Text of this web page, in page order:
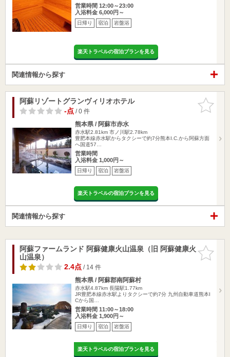
営業時間 12:00～23:00
入浴料金 6,000円～
日帰り 宿泊 岩盤浴
楽天トラベルの宿泊プランを見る
関連情報から探す
お気に入
りに追加
阿蘇リゾートグランヴィリオホテル
-点/ 0 件
熊本県 / 阿蘇市赤水
赤水駅2.81km 市ノ川駅2.78km
豊肥本線赤水駅からタクシーで約7分熊本I.C.から阿蘇方面
へ国道57…
営業時間
入浴料金 1,000円～
日帰り 宿泊 岩盤浴
楽天トラベルの宿泊プランを見る
関連情報から探す
お気に入
りに追加
阿蘇ファームランド 阿蘇健康火山温泉（旧 阿蘇健康火
山温泉）
2.4点/ 14 件
熊本県 / 阿蘇郡南阿蘇村
赤水駅4.87km 長陽駅1.77km
JR豊肥本線赤水駅よりタクシーで約7分 九州自動車道熊本I
Cから国…
営業時間 11:00～18:00
入浴料金 1,900円～
日帰り 宿泊 岩盤浴
楽天トラベルの宿泊プランを見る